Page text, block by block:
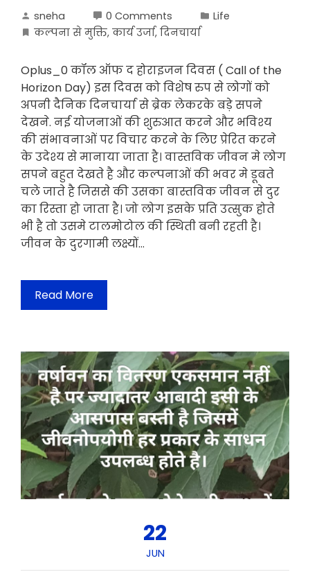
sneha 0 Comments
Life
कल्पना से मुक्ति, कार्य उर्जा, दिनचार्या
Oplus_0 कॉल ऑफ द होराइजन दिवस ( Call of the
Horizon Day) इस दिवस को विशेष रुप से लोगों को
अपनी दैनिक दिनचार्या से ब्रेक लेकरके बड़े सपने
देखने. नई योजनाओं की शुरुआत करने और भविश्य
की संभावनाओं पर विचार करने के लिए प्रेरित करने
के उदेश्य से मानाया जाता है। वास्तविक जीवन मे लोग
सपने बहुत देखते है और कल्पनाओं की भवर मे डूबते
चले जाते है जिससे की उसका बास्तविक जीवन से दुर
का रिस्ता हो जाता है। जो लोग इसके प्रति उत्सुक होते
भी है तो उसमे टालमोटोल की स्थिती बनी रहती है।
जीवन के दुरगामी लक्ष्यों…
Read More
22
JUN